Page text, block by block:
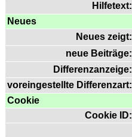
Hilfetext:
Neues
Neues zeigt:
neue Beiträge:
Differenzanzeige:
voreingestellte Differenzart:
Cookie
Cookie ID: